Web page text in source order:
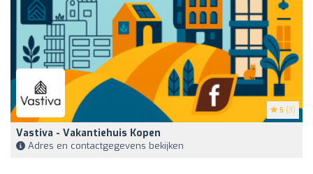
5 (3)
Vastiva - Vakantiehuis Kopen
Adres en contactgegevens bekijken